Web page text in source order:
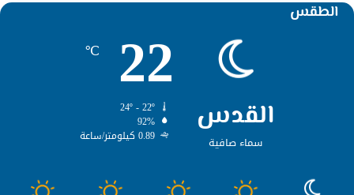
الطقس
القدس
سماء صافية
22
℃
92%
0.89 كيلومتر/ساعة